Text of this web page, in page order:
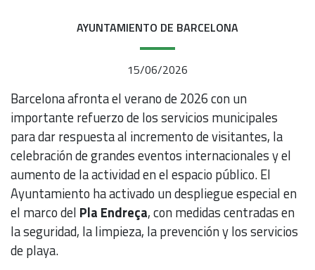
AYUNTAMIENTO DE BARCELONA
15/06/2026
Barcelona afronta el verano de 2026 con un
importante refuerzo de los servicios municipales
para dar respuesta al incremento de visitantes, la
celebración de grandes eventos internacionales y el
aumento de la actividad en el espacio público. El
Ayuntamiento ha activado un despliegue especial en
el marco del Pla Endreça, con medidas centradas en
la seguridad, la limpieza, la prevención y los servicios
de playa.